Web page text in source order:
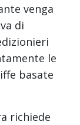
venga
di
le
basate
richiede